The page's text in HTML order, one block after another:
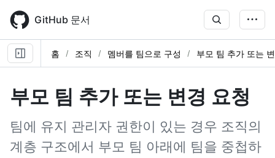
main
content
GitHub 문서
홈 조직 멤버를 팀으로 구성 부모 팀 추가 또는
부모 팀 추가 또는 변경 요청
팀에 유지 관리자 권한이 있는 경우 조직의
계층 구조에서 부모 팀 아래에 팀을 중첩하